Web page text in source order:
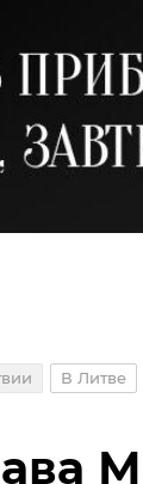
В Литве